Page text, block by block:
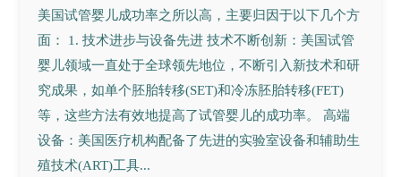
美国试管婴儿成功率之所以高，主要归因于以下几个方
面： 1. 技术进步与设备先进 技术不断创新：美国试管
婴儿领域一直处于全球领先地位，不断引入新技术和研
究成果，如单个胚胎转移(SET)和冷冻胚胎转移(FET)
等，这些方法有效地提高了试管婴儿的成功率。 高端
设备：美国医疗机构配备了先进的实验室设备和辅助生
殖技术(ART)工具...